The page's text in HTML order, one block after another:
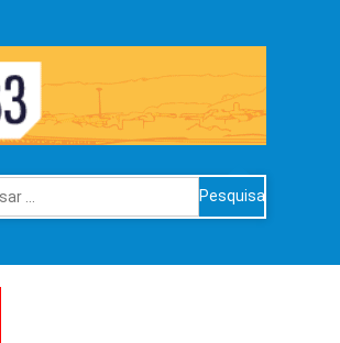
Pesquisar
por: